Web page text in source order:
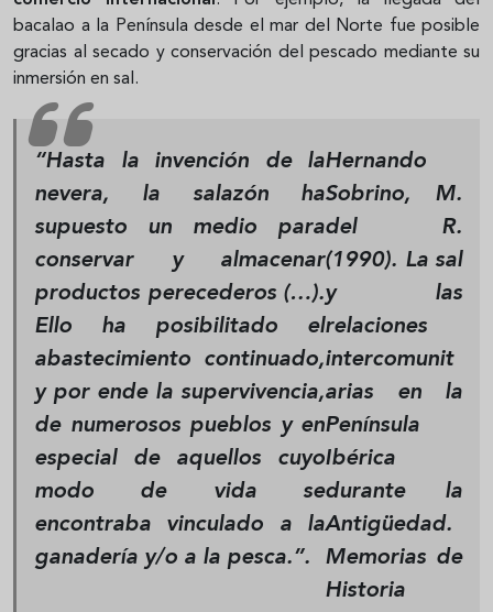
bacalao a la Península desde el mar del Norte fue posible
gracias al secado y conservación del pescado mediante su
inmersión en sal.
“Hasta la invención de la
nevera, la salazón ha
supuesto un medio para
conservar y almacenar
productos perecederos (…).
Ello ha posibilitado el
abastecimiento continuado,
y por ende la supervivencia,
de numerosos pueblos y en
especial de aquellos cuyo
modo de vida se
encontraba vinculado a la
ganadería y/o a la pesca.”.
Hernando
Sobrino, M.
del R.
(1990). La sal
y las
relaciones
intercomunit
arias en la
Península
Ibérica
durante la
Antigüedad.
Memorias de
Historia